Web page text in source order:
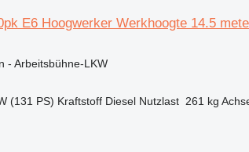
E6 Hoogwerker Werkhoogte 14.5
- Arbeitsbühne-LKW
(131 PS) Kraftstoff Diesel Nutzlast 261 kg